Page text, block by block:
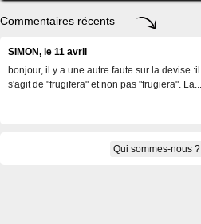
Commentaires récents
SIMON, le 11 avril
bonjour, il y a une autre faute sur la devise :il
s'agit de "frugifera" et non pas "frugiera". La...
Qui sommes-nous ?